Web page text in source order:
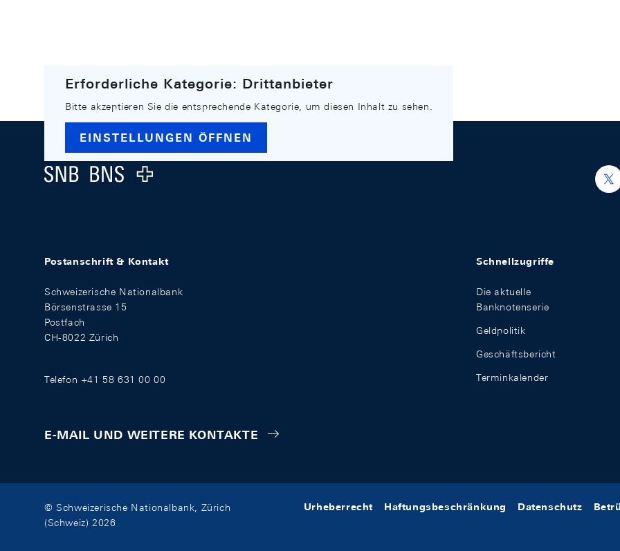
Erforderliche Kategorie: Drittanbieter
Bitte akzeptieren Sie die entsprechende Kategorie, um diesen Inhalt zu sehen.
EINSTELLUNGEN ÖFFNEN
Footer
Logo
Postanschrift & Kontakt
Schweizerische Nationalbank
Börsenstrasse 15
Postfach
CH-8022 Zürich
Telefon +41 58 631 00 00
E-MAIL UND WEITERE KONTAKTE
Schnellzugriffe
Die aktuelle
Banknotenserie
Geldpolitik
Geschäftsbericht
Terminkalender
© Schweizerische Nationalbank, Zürich
(Schweiz) 2026
Urheberrecht Haftungsbeschränkung Datenschutz